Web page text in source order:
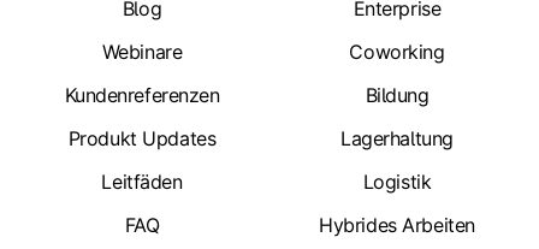
Blog
Webinare
Kundenreferenzen
Produkt Updates
Leitfäden
FAQ
Enterprise
Coworking
Bildung
Lagerhaltung
Logistik
Hybrides Arbeiten